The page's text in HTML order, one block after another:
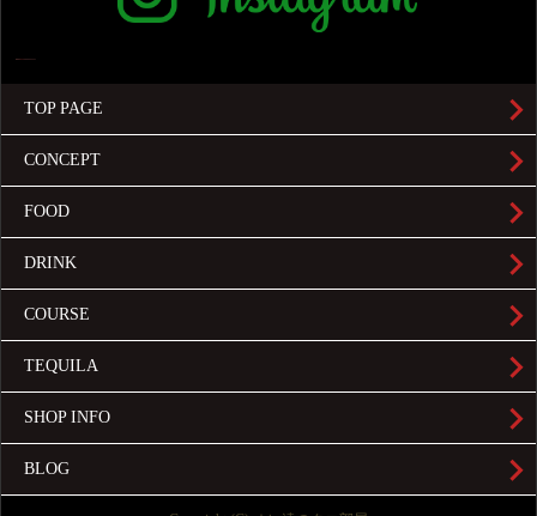
TOP PAGE
CONCEPT
FOOD
DRINK
COURSE
TEQUILA
SHOP INFO
BLOG